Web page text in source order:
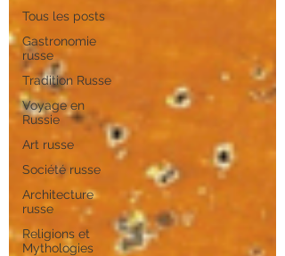
Tous les posts
Gastronomie
russe
Tradition Russe
Voyage en
Russie
Art russe
Société russe
Architecture
russe
Religions et
Mythologies